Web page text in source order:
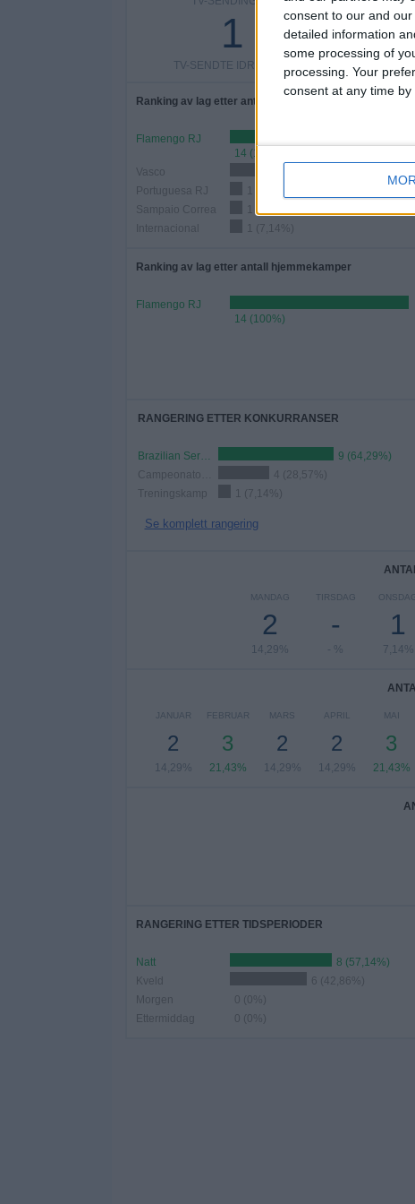
consent to our and
detailed information
some processing of
processing. Your
consent at any time
1
TV-SENDTE IDRETTER
Ranking av lag etter antall kamper
Flamengo RJ
14 (100%)
Vasco
Portuguesa RJ
Sampaio Correa
1 (7,14%)
Internacional
1 (7,14%)
Ranking av lag etter antall hjemmekamper
Flamengo RJ
14 (100%)
RANGERING ETTER KONKURRANSER
Brazilian Serie A
9 (64,29%)
4 (28,57%)
Treningskamp
1 (7,14%)
Se komplett rangering
MANDAG
2
14,29%
TIRSDAG
-
- %
1
7,14%
JANUAR
2
14,29%
FEBRUAR
3
21,43%
MARS
2
14,29%
APRIL
2
14,29%
MAI
3
21,43%
RANGERING ETTER TIDSPERIODER
Natt
8 (57,14%)
Kveld
6 (42,86%)
Morgen
0 (0%)
Ettermiddag
0 (0%)